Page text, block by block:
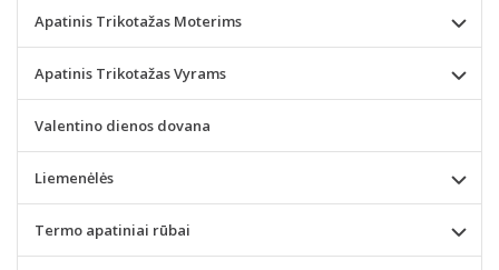
Apatinis Trikotažas Moterims
Apatinis Trikotažas Vyrams
Valentino dienos dovana
Liemenėlės
Termo apatiniai rūbai